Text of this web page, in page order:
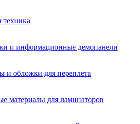
и информационные демопанели
и обложки для переплета
материалы для ламинаторов